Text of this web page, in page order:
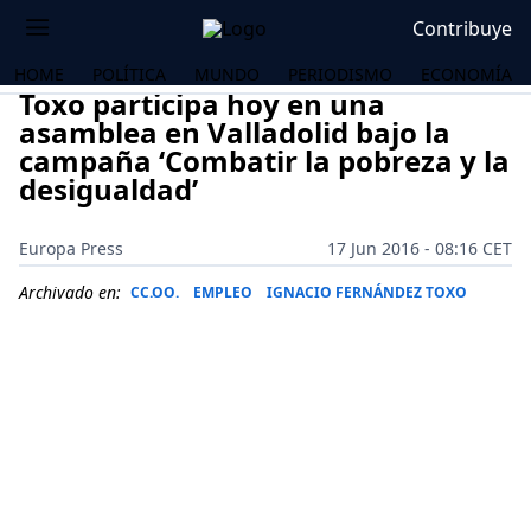
Contribuye
HOME POLÍTICA MUNDO PERIODISMO ECONOMÍA
Toxo participa hoy en una
asamblea en Valladolid bajo la
campaña ‘Combatir la pobreza y la
desigualdad’
Europa Press
17 Jun 2016 - 08:16 CET
Archivado en: CC.OO. EMPLEO IGNACIO FERNÁNDEZ TOXO